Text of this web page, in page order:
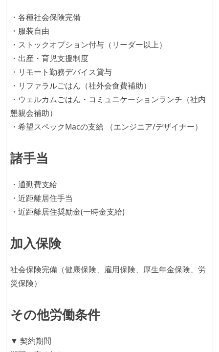
形で行っている
継続的なデプロイ（デリバリー）を行っている
ワークフローの整備
全てのコードをバージョン管理ツールで管理している
各メンバーが実装したコードのマージは Pull Request
ベースで行われる
自動（＝システム化され、1コマンドで実行できる）
ビルド、自動デプロイ環境が整備されている
Code）の環境が整備されている
KPI などチームの目標・実績値について、メンバーの
誰もがいつでも閲覧可能になっている
レッジの共有を積極的に行っている（属人性を減らす
取り組みをしている）
労働環境の自由度
週4日リモート勤務のハイブリットワーク（週1出社）
待遇・福利厚生
入社時には、各自希望のスペックの PC やディスプレ
・各種社会保険完備
・服装自由
・ストックオプション付与（リーダー以上）
・出産・育児支援制度
・リモート勤務デバイス貸与
・リファラルごはん（社外会食費補助）
・ウェルカムごはん・コミュニケーションランチ（社内
懇親会補助）
・希望スペックMacの支給 （エンジニア/デザイナー）
諸手当
・通勤費支給
・近距離居住手当
・近距離居住奨励金(一時金支給)
加入保険
社会保険完備（健康保険、雇用保険、厚生年金保険、労
災保険）
その他労働条件
▼ 契約期間